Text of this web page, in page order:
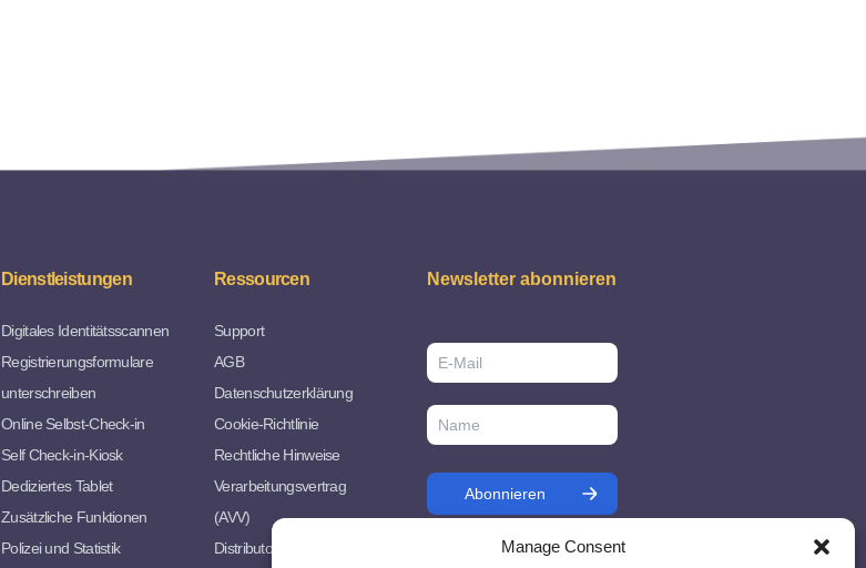
Manage Consent
Dienstleistungen
Digitales Identitätsscannen
Registrierungsformulare
unterschreiben
Online Selbst-Check-in
Self Check-in-Kiosk
Dediziertes Tablet
Zusätzliche Funktionen
Polizei und Statistik
Ressourcen
Support
AGB
Datenschutzerklärung
Cookie-Richtlinie
Rechtliche Hinweise
Verarbeitungsvertrag
(AVV)
Distributorvereinbarung
Newsletter abonnieren